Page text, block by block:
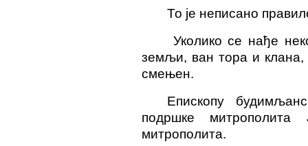
То је неписано
Уколико се нађе
земљи, ван тора и клана,
смењен.
Епископу
подршке митрополита
митрополита.